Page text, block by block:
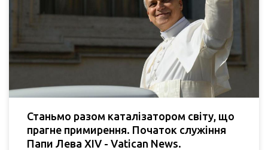
Станьмо разом каталізатором світу, що
прагне примирення. Початок служіння
Папи Лева XIV - Vatican News.